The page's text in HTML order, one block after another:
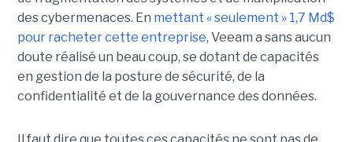
des cybermenaces. En mettant « seulement » 1,7 Md$
pour racheter cette entreprise, Veeam a sans aucun
doute réalisé un beau coup, se dotant de capacités
en gestion de la posture de sécurité, de la
confidentialité et de la gouvernance des données.